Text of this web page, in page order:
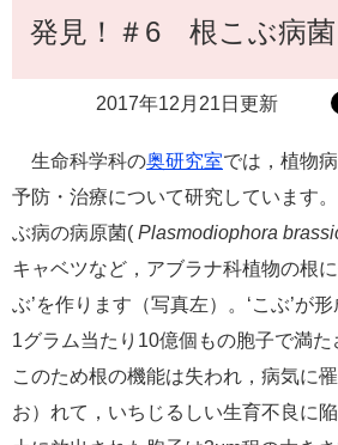
地域・企業の皆さま
研究者の皆さま
教職員の皆さま
o
o
g
e
カ
タ
ム
索
研究・地域連携・国際交流
発見！＃6 根こぶ病菌
2017年12月21日更新
生命科学科の奥研究室では，植物
予防・治療について研究しています
ぶ病の病原菌( Plasmodiophora
キャベツなど，アブラナ科植物の根
ぶ’を作ります（写真左）。‘こぶ’が
1グラム当たり 10億個もの胞子で満た
このため根の機能は失われ，病気に
お）れて，いちじるしい生育不良に